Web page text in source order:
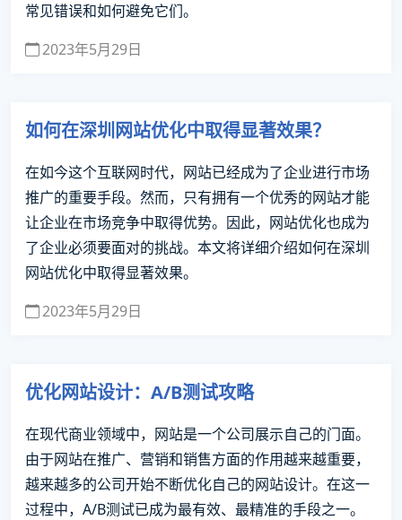
常见错误和如何避免它们。
2023年5月29日
如何在深圳网站优化中取得显著效果？
在如今这个互联网时代，网站已经成为了企业进行市场
推广的重要手段。然而，只有拥有一个优秀的网站才能
让企业在市场竞争中取得优势。因此，网站优化也成为
了企业必须要面对的挑战。本文将详细介绍如何在深圳
网站优化中取得显著效果。
2023年5月29日
优化网站设计：A/B测试攻略
在现代商业领域中，网站是一个公司展示自己的门面。
由于网站在推广、营销和销售方面的作用越来越重要，
越来越多的公司开始不断优化自己的网站设计。在这一
过程中，A/B测试已成为最有效、最精准的手段之一。